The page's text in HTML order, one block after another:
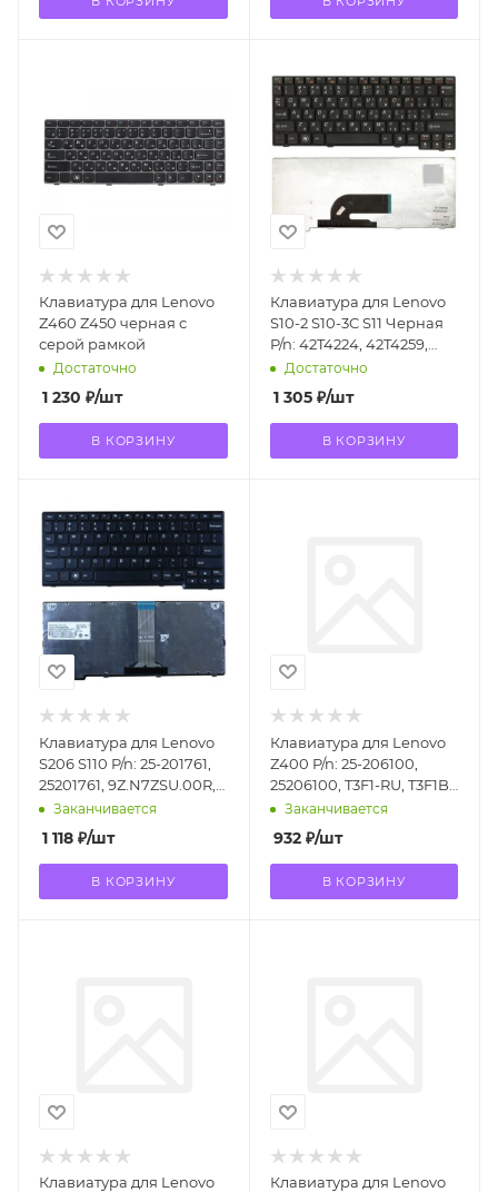
Клавиатура для Lenovo
Z460 Z450 черная с
серой рамкой
Достаточно
1 230 ₽/шт
В КОРЗИНУ
Клавиатура для Lenovo
S10-2 S10-3C S11 Черная
P/n: 42T4224, 42T4259,
8C9092, V100620BK1
Достаточно
1 305₽/шт
В КОРЗИНУ
Клавиатура для Lenovo
S206 S110 P/n: 25-201761,
25201761, 9Z.N7ZSU.00R,
NSK-BD0SU
Заканчивается
1 118 ₽/шт
В КОРЗИНУ
Клавиатура для Lenovo
Z400 P/n: 25-206100,
25206100, T3F1-RU, T3F1B-
RU, NSK-BCUBC
Заканчивается
932₽/шт
В КОРЗИНУ
Клавиатура для Lenovo
Клавиатура для Lenovo